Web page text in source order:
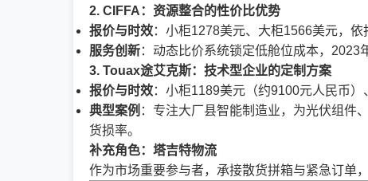
2. CIFFA：资源整合的性价比优势
报价与时效：小柜1278美元、大柜1566美元，
服务创新：动态比价系统锁定低舱位成本，2023
3. Touax途艾克斯：技术型企业的定制方案
报价与时效：小柜1189美元（约9100元人民币
典型案例 ：专注大厂县智能制造业，为光伏组件
货损率。
补充角色：塔吉特物流
作为市场重要参与者，承接散货拼箱与紧急订单